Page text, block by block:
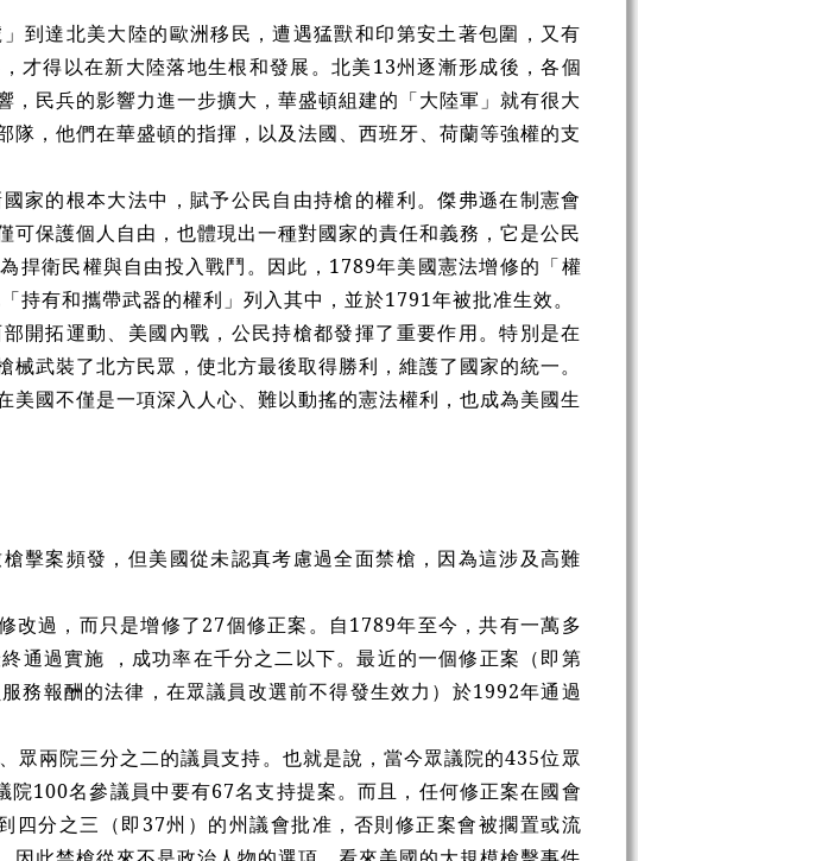
到達北美大陸的歐洲移民，遭遇猛獸和印第安土著包圍，又有
才得以在新大陸落地生根和發展。北美13州逐漸形成後，各個
，民兵的影響力進一步擴大，華盛頓組建的「大陸軍」就有很大
隊，他們在華盛頓的指揮，以及法國、西班牙、荷蘭等強權的支
家的根本大法中，賦予公民自由持槍的權利。傑弗遜在制憲會
可保護個人自由，也體現出一種對國家的責任和義務，它是公民
捍衛民權與自由投入戰鬥。因此， 1789年美國憲法增修的「權
持有和攜帶武器的權利」列入其中，並於1791年被批准生效。
開拓運動、美國內戰，公民持槍都發揮了重要作用。特別是在
武裝了北方民眾，使北方最後取得勝利，維護了國家的統一。
美國不僅是一項深入人心、難以動搖的憲法權利，也成為美國生
擊案頻發，但美國從未認真考慮過全面禁槍，因為這涉及高難
改過，而只是增修了27個修正案。自1789年至今，共有一萬多
通過實施 ，成功率在千分之二以下。最近的一個修正案（即第
務報酬的法律，在眾議員改選前不得發生效力）於1992年通過
眾兩院三分之二的議員支持。也就是說，當今眾議院的435位眾
院100名參議員中要有67名支持提案。而且，任何修正案在國會
四分之三（即 37州）的州議會批准，否則修正案會被擱置或流